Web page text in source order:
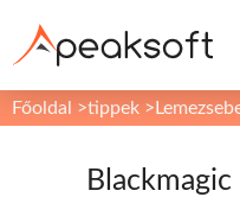
Főoldal >tippek >